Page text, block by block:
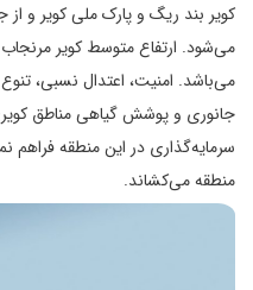
کویر بند ریگ و پارک ملی کویر و
می‌باشد. امنیت، اعتدال نسبی،
جانوری و پوشش گیاهی مناطق
سرمایه‌گذاری در این منطقه فراهم
منطقه می‌کشاند.